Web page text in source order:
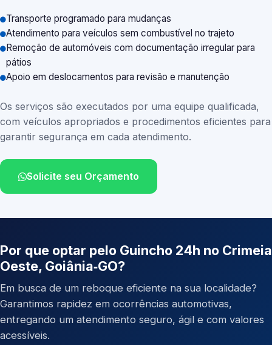
Transporte programado para mudanças
Atendimento para veículos sem combustível no trajeto
Remoção de automóveis com documentação irregular para
pátios
Apoio em deslocamentos para revisão e manutenção
Os serviços são executados por uma equipe qualificada,
com veículos apropriados e procedimentos eficientes para
garantir segurança em cada atendimento.
Solicite seu Orçamento
Por que optar pelo Guincho 24h no Crimeia
Oeste, Goiânia‑GO?
Em busca de um reboque eficiente na sua localidade?
Garantimos rapidez em ocorrências automotivas,
entregando um atendimento seguro, ágil e com valores
acessíveis.